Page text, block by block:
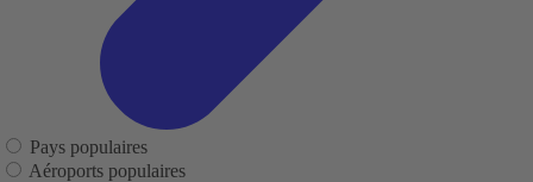
Pays populaires
Aéroports populaires